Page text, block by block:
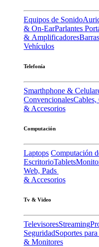
Equipos de Sonido
& On-EarParlantes
& Amplificadores
Vehículos
Telefonía
Smarthphone &
ConvencionalesCables,
& Accesorios
Computación
Laptops Computación
EscritorioTablets
Web, Pads
& Accesorios
Tv & Video
TelevisoresStreaming
SeguridadSoportes
& Monitores